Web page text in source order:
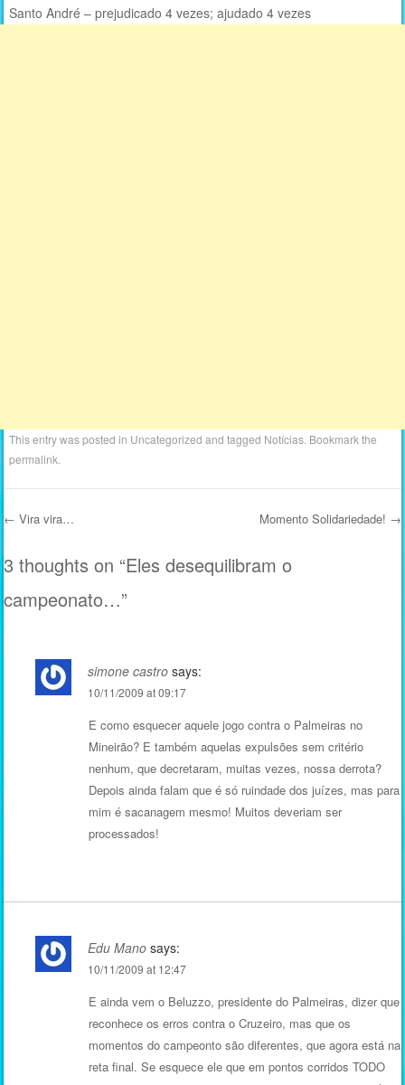
Santo André – prejudicado 4 vezes; ajudado 4 vezes
This entry was posted in Uncategorized and tagged Notícias. Bookmark the
permalink.
Post navigation
← Vira vira… Momento Solidariedade! →
3 thoughts on “Eles desequilibram o
campeonato…”
simone castro says:
10/11/2009 at 09:17
E como esquecer aquele jogo contra o Palmeiras no
Mineirão? E também aquelas expulsões sem critério
nenhum, que decretaram, muitas vezes, nossa derrota?
Depois ainda falam que é só ruindade dos juízes, mas para
mim é sacanagem mesmo! Muitos deveriam ser
processados!
Edu Mano says:
10/11/2009 at 12:47
E ainda vem o Beluzzo, presidente do Palmeiras, dizer que
reconhece os erros contra o Cruzeiro, mas que os
momentos do campeonto são diferentes, que agora está na
reta final. Se esquece ele que em pontos corridos TODO